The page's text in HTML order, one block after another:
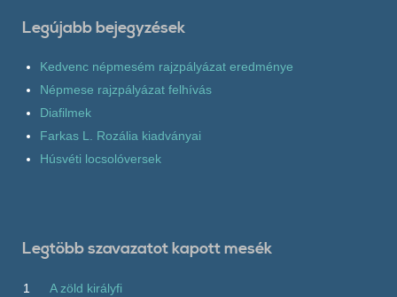
Legújabb bejegyzések
Kedvenc népmesém rajzpályázat eredménye
Népmese rajzpályázat felhívás
Diafilmek
Farkas L. Rozália kiadványai
Húsvéti locsolóversek
Legtöbb szavazatot kapott mesék
1
A zöld királyfi